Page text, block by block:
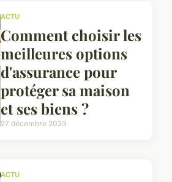
ACTU
Comment choisir les
meilleures options
d'assurance pour
protéger sa maison
et ses biens ?
27 décembre 2023
ACTU